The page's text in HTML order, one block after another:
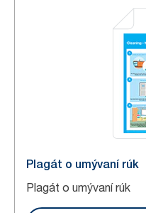
Plagát o umývaní rúk
Plagát o umývaní rúk